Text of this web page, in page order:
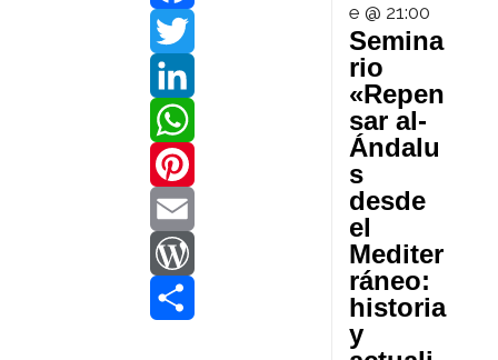
F
a
c
e
b
o
o
T
w
t
e
L
n
k
e
W
h
a
P
n
E
m
W
e @ 21:00
Semina
rio
«Repen
sar al-
Ándalu
s
desde
el
Mediter
ráneo:
historia
y